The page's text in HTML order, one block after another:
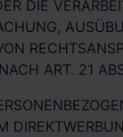
DIE
ART. 21